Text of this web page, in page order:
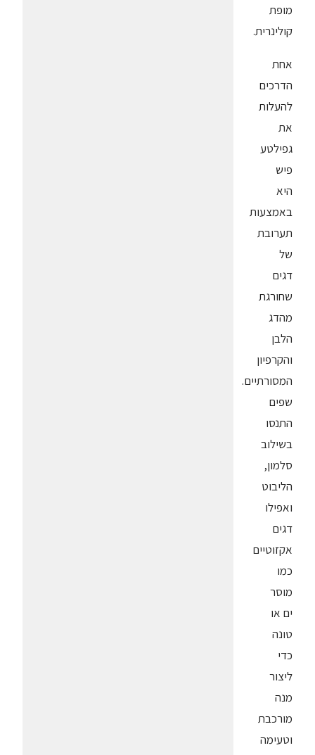
מופת
קולינרית.
אחת
הדרכים
להעלות
את
גפילטע
פיש
היא
באמצעות
תערובת
של
דגים
שחורגת
מהדג
הלבן
והקרפיון
המסורתיים.
שפים
התנסו
בשילוב
סלמון,
הליבוט
ואפילו
דגים
אקזוטיים
כמו
מוסר
ים או
טונה
כדי
ליצור
מנה
מורכבת
וטעימה